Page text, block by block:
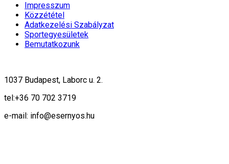
Impresszum
Közzététel
Adatkezelési Szabályzat
Sportegyesületek
Bemutatkozunk
1037 Budapest, Laborc u. 2.
tel:+36 70 702 3719
e-mail: info@esernyos.hu